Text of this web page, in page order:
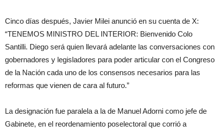
Cinco días después, Javier Milei anunció en su cuenta de X:
“TENEMOS MINISTRO DEL INTERIOR: Bienvenido Colo
Santilli. Diego será quien llevará adelante las conversaciones con
gobernadores y legisladores para poder articular con el Congreso
de la Nación cada uno de los consensos necesarios para las
reformas que vienen de cara al futuro.”
La designación fue paralela a la de Manuel Adorni como jefe de
Gabinete, en el reordenamiento poselectoral que corrió a